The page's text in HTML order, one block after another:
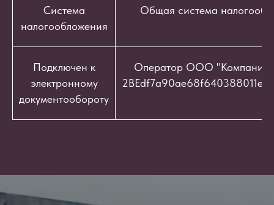
Система
налогообложения
Общая система
Подключен к
электронному
документообороту
Оператор ООО "Компания